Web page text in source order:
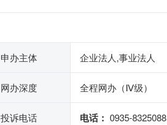
申办主体 企业法人,事业法人
网办深度 全程网办（Ⅳ级）
投诉电话 电话： 0935-8325088